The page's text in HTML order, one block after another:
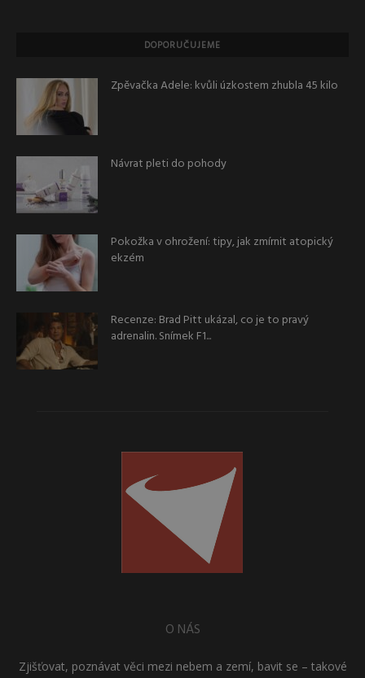
DOPORUČUJEME
Zpěvačka Adele: kvůli úzkostem zhubla 45 kilo
Návrat pleti do pohody
Pokožka v ohrožení: tipy, jak zmírnit atopický
ekzém
Recenze: Brad Pitt ukázal, co je to pravý
adrenalin. Snímek F1...
O NÁS
Zjišťovat, poznávat věci mezi nebem a zemí, bavit se – takové